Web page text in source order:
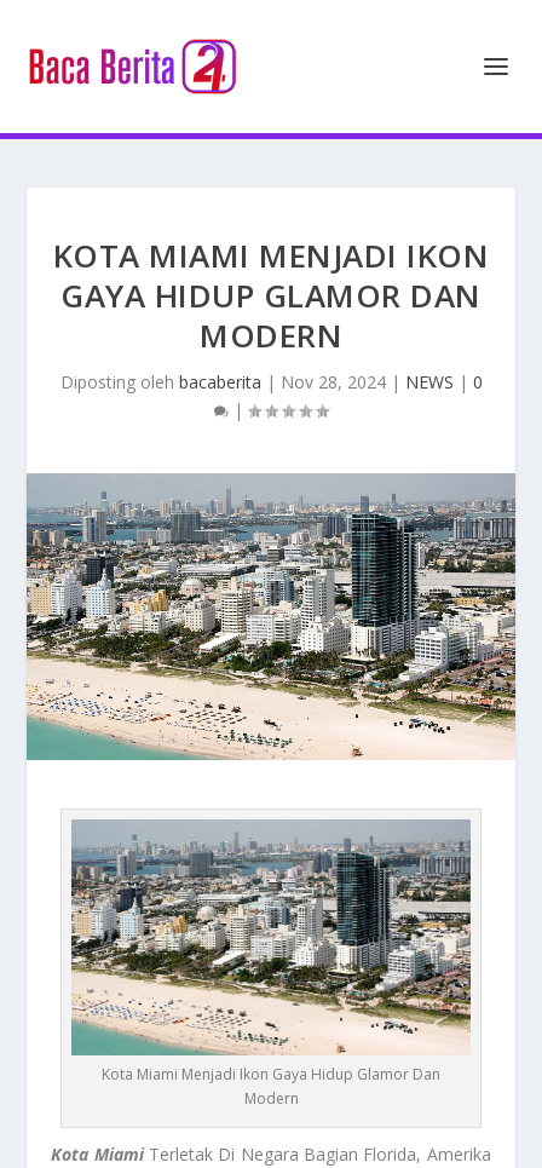
KOTA MIAMI MENJADI IKON
GAYA HIDUP GLAMOR DAN
MODERN
Diposting oleh bacaberita | Nov 28, 2024| NEWS | 0
|
Kota Miami Menjadi Ikon Gaya Hidup Glamor Dan
Modern
Kota MiamiTerletak Di Negara Bagian Florida, Amerika